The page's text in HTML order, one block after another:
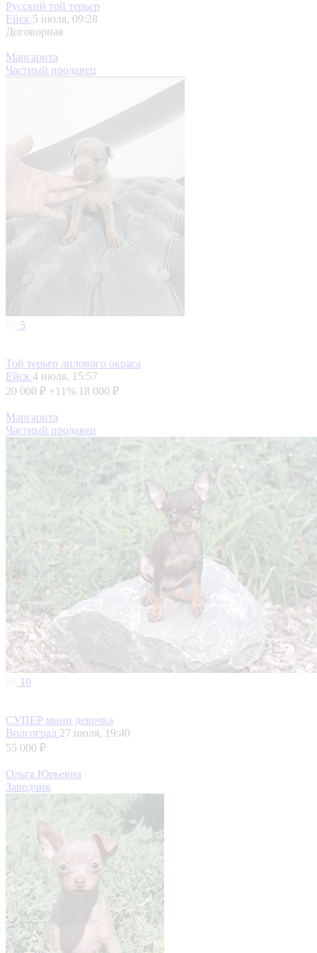
Русский той терьер
Ейск 5 июля, 09:28
Договорная
Маргарита
Частный продавец
5
Той терьер лилового окраса
Ейск 4 июля, 15:57
20 000 ₽ +11% 18 000 ₽
Маргарита
Частный продавец
10
СУПЕР мини девочка
Волгоград 27 июля, 19:40
55 000 ₽
Ольга Юрьевна
Заводчик